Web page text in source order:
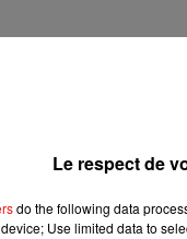
Castelroussin de 34
d’avocat a
continuer, bien au
de
tour de la région
Le respect de
do the following data
Use limited data to